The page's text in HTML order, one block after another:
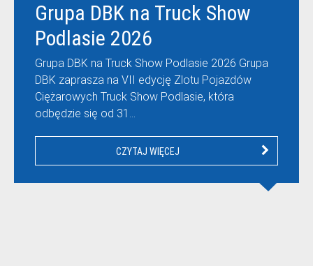
Grupa DBK na Truck Show
Podlasie 2026
Grupa DBK na Truck Show Podlasie 2026 Grupa
DBK zaprasza na VII edycję Zlotu Pojazdów
Ciężarowych Truck Show Podlasie, która
odbędzie się od 31…
CZYTAJ WIĘCEJ